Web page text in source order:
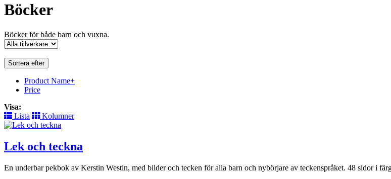
Böcker
Böcker för både barn och vuxna.
Sortera efter
Product Name+
Price
Visa:
Lista
Kolumner
Lek och teckna
En underbar pekbok av Kerstin Westin, med bilder och tecken för alla barn och nybörjare av teckenspråket. 48 sidor i